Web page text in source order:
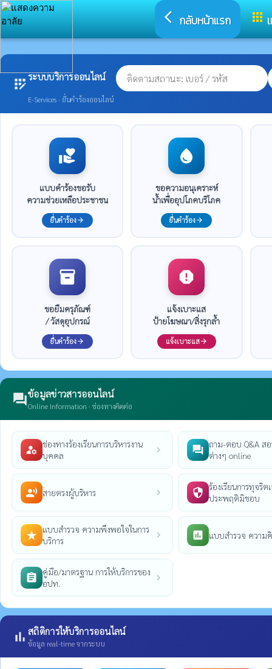
arrow_back_ios กลับหน้าแรก apps
app_registrationระบบบริการออนไลน์
E-Services · ยื่นคำร้องออนไลน์
volunteer_activism
แบบคำร้องขอรับ
ความช่วยเหลือประชาชน
ยื่นคำร้องarrow_forward
water_drop
ขอความอนุเคราะห์
น้ำเพื่ออุปโภคบริโภค
ยื่นคำร้องarrow_forward
inventory_2
ขอยืมครุภัณฑ์
/ วัสดุอุปกรณ์
ยื่นคำร้องarrow_forward
report
แจ้งเบาะแส
ป้ายโฆษณา/สิ่งรุกล้ำ
แจ้งเบาะแสarrow_forward
forumข้อมูลข่าวสารออนไลน์
Online Information · ช่องทางติดต่อ
manage_accounts ช่องทางร้องเรียนการบริหารงาน
บุคคล
chevron_right question_answer ถาม-ตอบ Q&A ส
ต่างๆ online
record_voice_over สายตรงผู้บริหาร chevron_right security ร้องเรียนการทุจริต
ประพฤติมิชอบ
star_rate
แบบสำรวจ ความพึงพอใจในการ
บริการ
chevron_right poll แบบสำรวจ ความ
assignment
คู่มือ/มาตรฐาน การให้บริการของ
อปท.
chevron_right
bar_chart สถิติการให้บริการออนไลน์
ข้อมูล real-time จากระบบ